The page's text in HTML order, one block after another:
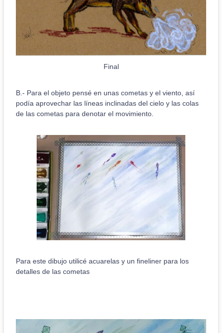
Final
B.- Para el objeto pensé en unas cometas y el viento, así
podía aprovechar las líneas inclinadas del cielo y las colas
de las cometas para denotar el movimiento.
Para este dibujo utilicé acuarelas y un fineliner para los
detalles de las cometas